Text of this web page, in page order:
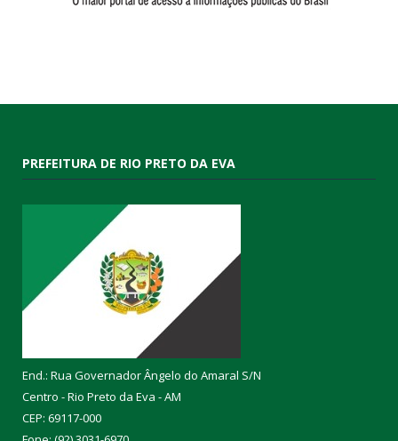
PREFEITURA DE RIO PRETO DA EVA
End.: Rua Governador Ângelo do Amaral S/N
Centro - Rio Preto da Eva - AM
CEP: 69117-000